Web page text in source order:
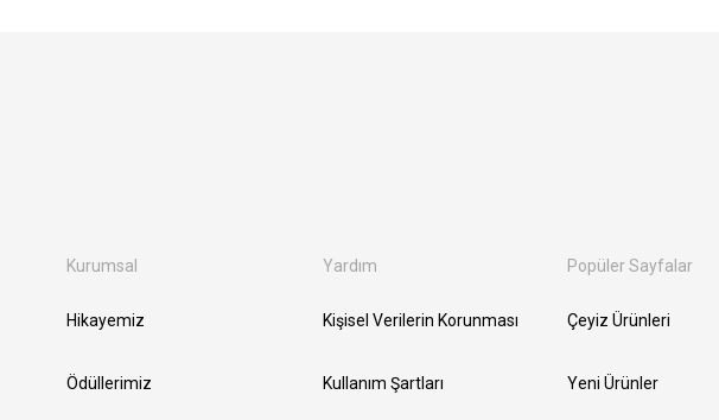
Kurumsal
Hikayemiz
Ödüllerimiz
Yardım
Kişisel Verilerin Korunması
Kullanım Şartları
Popüler Sayfalar
Çeyiz Ürünleri
Yeni Ürünler